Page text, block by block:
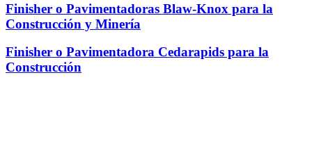
Finisher o Pavimentadoras Blaw-Knox para la
Construcción y Minería
Finisher o Pavimentadora Cedarapids para la
Construcción